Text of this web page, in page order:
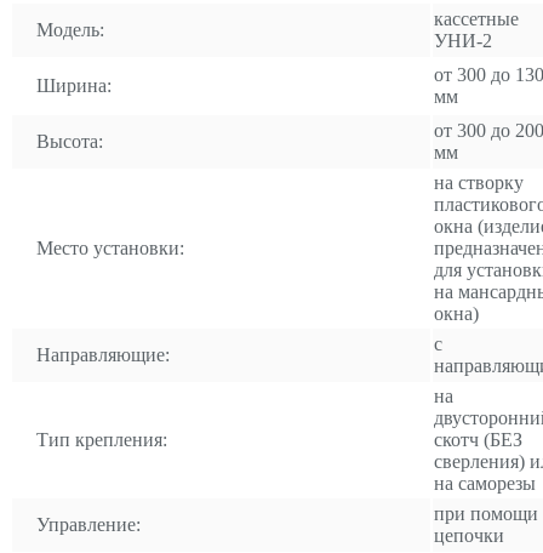
Модель:
кассетные
УНИ-2
Ширина:
от 300 до
мм
Высота:
от 300 до
мм
Место установки:
на створку
окна
для
на
окна)
Направляющие:
с
Тип крепления:
на
скотч (БЕЗ
сверления)
на саморезы
Управление:
при помощи
цепочки